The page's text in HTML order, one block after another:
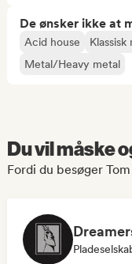
De ønsker ikke at
Acid house Klassisk
Metal/Heavy metal
Du vil måske
Fordi du besøger